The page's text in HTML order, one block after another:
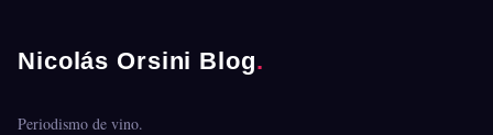
Nicolás Orsini Blog.
Periodismo de vino.